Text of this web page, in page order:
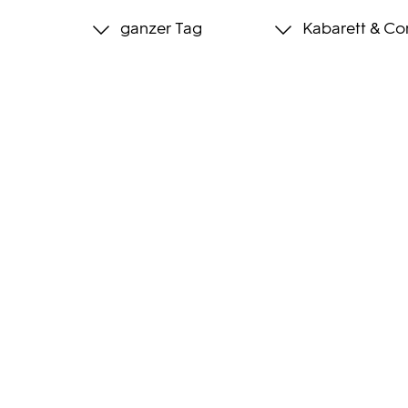
ganzer Tag Kabarett &